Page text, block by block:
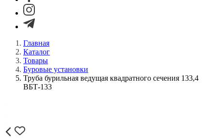
Главная
Каталог
Товары
Буровые установки
Труба бурильная ведущая квадратного сечения 133,4
ВБТ-133